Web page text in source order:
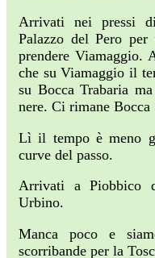
Arrivati nei pressi
Palazzo del Pero
prendere Viamaggio.
che su Viamaggio il
su Bocca Trabaria
nere. Ci rimane Bocca
Lì il tempo è meno
curve del passo.
Arrivati a Piobbico
Urbino.
Manca poco e
scorribande per la